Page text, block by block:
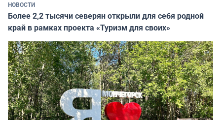
НОВОСТИ
Более 2,2 тысячи северян открыли для себя родной
край в рамках проекта «Туризм для своих»